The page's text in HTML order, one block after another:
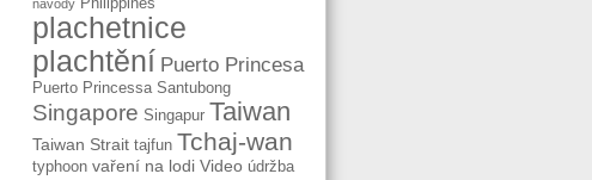
návody
plachetnice
plachtění Puerto Princesa
Puerto Princessa Santubong
Singapore Singapur Taiwan
Taiwan Strait tajfun Tchaj-wan
typhoon vaření na lodi Video údržba